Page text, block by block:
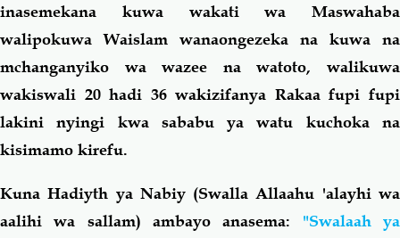
inasemekana kuwa wakati wa Maswahaba
walipokuwa Waislam wanaongezeka na kuwa na
mchanganyiko wa wazee na watoto, walikuwa
wakiswali 20 hadi 36 wakizifanya Rakaa fupi fupi
lakini nyingi kwa sababu ya watu kuchoka na
kisimamo kirefu.
Kuna Hadiyth ya Nabiy (Swalla Allaahu 'alayhi wa
aalihi wa sallam) ambayo anasema: "Swalaah ya